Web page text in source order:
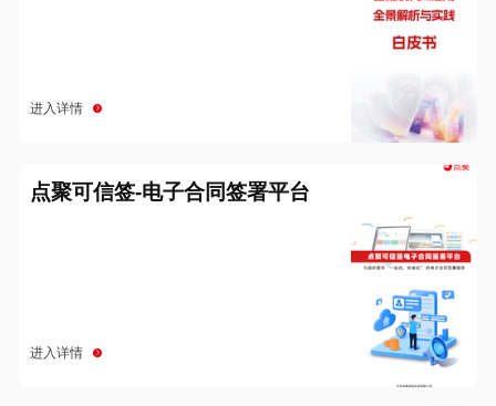
进入详情
点聚可信签-电子合同签署平台
进入详情